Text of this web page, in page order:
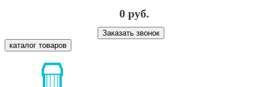
0 руб.
Заказать звонок
каталог товаров